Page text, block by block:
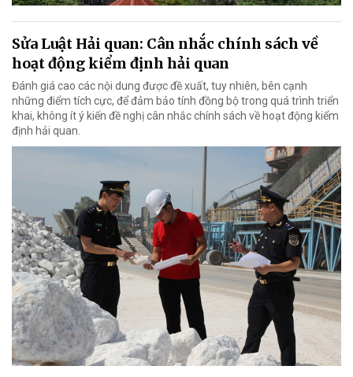
Sửa Luật Hải quan: Cân nhắc chính sách về
hoạt động kiểm định hải quan
Đánh giá cao các nội dung được đề xuất, tuy nhiên, bên cạnh
những điểm tích cực, để đảm bảo tính đồng bộ trong quá trình triển
khai, không ít ý kiến đề nghị cân nhắc chính sách về hoạt động kiểm
định hải quan.